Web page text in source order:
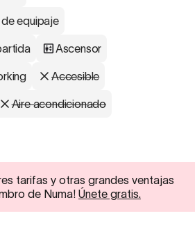
equipaje
Ascensor
Accesible
Aire acondicionado
tarifas y otras grandes ventajas
de Numa! Únete gratis.